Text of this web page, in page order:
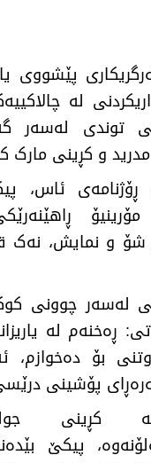
پێشووی
لە
توندی لەسەر
و کڕینی مارک
ڕۆژنامەی ئاس،
و نمایش، نەک
لەسەر چوونی
ڕەخنەم لە
بۆ دەخوازم،
پۆشینی
کڕینی
پیکێ